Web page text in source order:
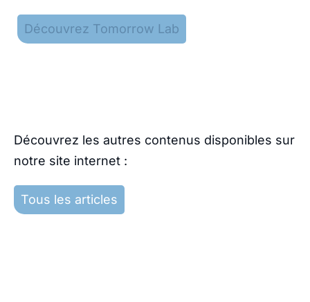
Découvrez Tomorrow Lab
Découvrez les autres contenus disponibles sur
notre site internet :
Tous les articles